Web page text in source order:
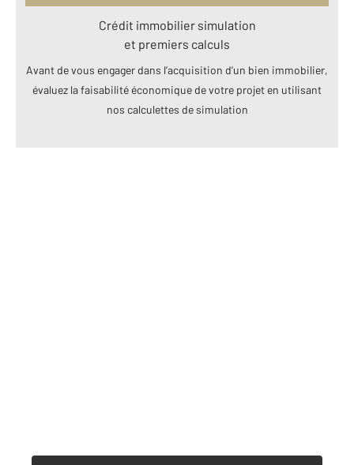
Crédit immobilier simulation
et premiers calculs
Avant de vous engager dans l’acquisition d’un bien immobilier,
évaluez la faisabilité économique de votre projet en utilisant
nos calculettes de simulation